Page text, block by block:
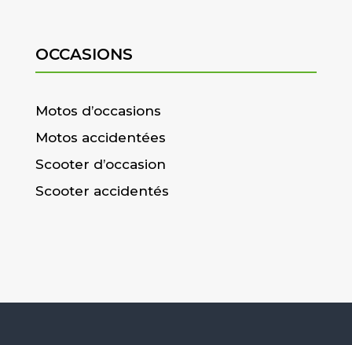
OCCASIONS
Motos d’occasions
Motos accidentées
Scooter d’occasion
Scooter accidentés